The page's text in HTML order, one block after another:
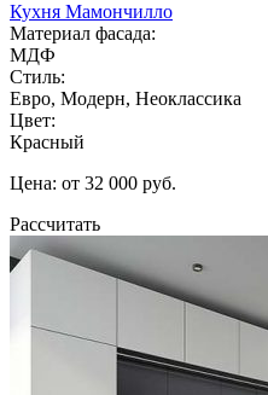
Кухня Мамончилло
Материал фасада:
МДФ
Стиль:
Евро, Модерн, Неоклассика
Цвет:
Красный
Цена: от 32 000 руб.
Рассчитать